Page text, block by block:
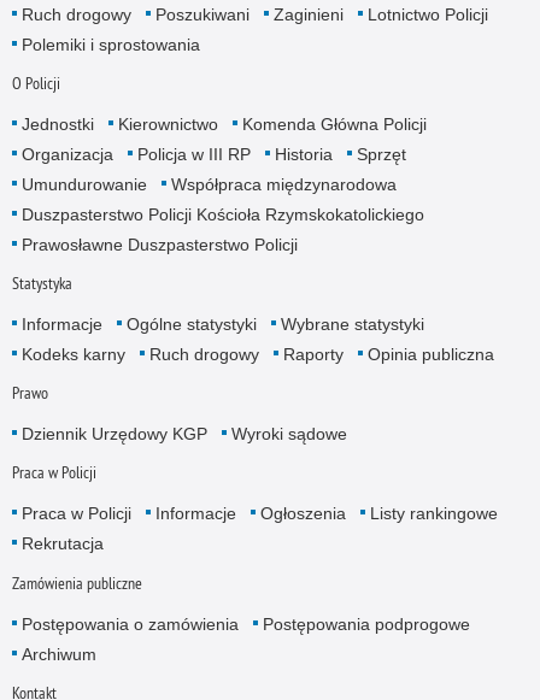
Ruch drogowy
Poszukiwani Zaginieni
Lotnictwo Policji
Polemiki i sprostowania
O Policji
Jednostki Kierownictwo
Komenda Główna Policji
Organizacja
Policja w III RP Historia
Sprzęt
Umundurowanie
Współpraca międzynarodowa
Duszpasterstwo Policji Kościoła Rzymskokatolickiego
Prawosławne Duszpasterstwo Policji
Statystyka
Informacje Ogólne statystyki
Wybrane statystyki
Kodeks karny
Ruch drogowy Raporty Opinia publiczna
Prawo
Dziennik Urzędowy KGP Wyroki sądowe
Praca w Policji
Praca w Policji Informacje Ogłoszenia
Listy rankingowe
Rekrutacja
Zamówienia publiczne
Postępowania o zamówienia
Postępowania podprogowe
Archiwum
Kontakt